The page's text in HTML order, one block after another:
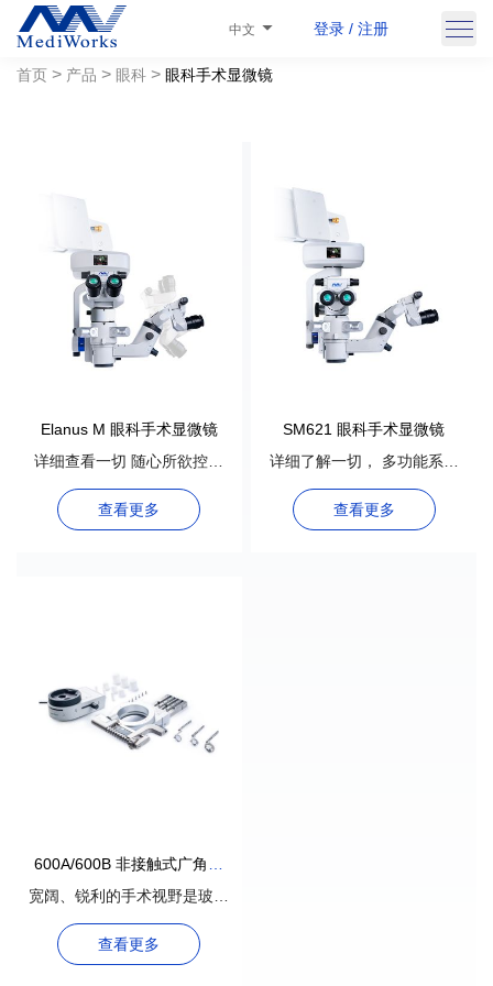
中文 登录 / 注册
首页 > 产品 > 眼科 > 眼科手术显微镜
Elanus M 眼科手术显微镜
详细查看一切 随心所欲控制
多功能系统
查看更多
SM621 眼科手术显微镜
详细了解一切， 多功能系统
提供更好的体验
查看更多
600A/600B 非接触式广角眼
底观察系统
宽阔、锐利的手术视野是玻璃
体视网膜手术成功的保证
查看更多